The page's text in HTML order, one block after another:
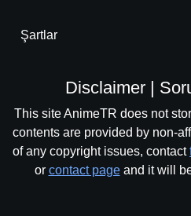
Şartlar
Disclaimer |
This site AnimeTR does not
contents are provided by non-
of any copyright issues, contact
or contact pageand it will